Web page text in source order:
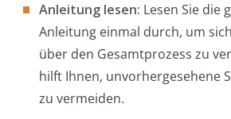
Anleitung lesen: Lesen Sie die
Anleitung einmal durch, um
über den Gesamtprozess zu
hilft Ihnen, unvorhergesehene
zu vermeiden.